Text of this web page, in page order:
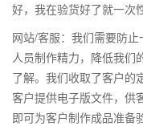
好，我在验货好了就一次
网站/客服：我们需要防
人员制作精力，降低我们
了解。我们收取了客户的
客户提供电子版文件，供
即可为客户制作成品准备